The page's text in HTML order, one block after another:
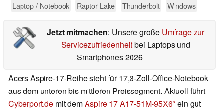
Laptop / Notebook
Raptor Lake Thunderbolt Windows
Jetzt mitmachen: Unsere große Umfrage zur
Servicezufriedenheitbei Laptops und
Smartphones 2026
Acers Aspire-17-Reihe steht für 17,3-Zoll-Office-Notebook
aus dem unteren bis mittleren Preissegment. Aktuell führt
Cyberport.de mit demAspire 17 A17-51M-95X6 ein gut